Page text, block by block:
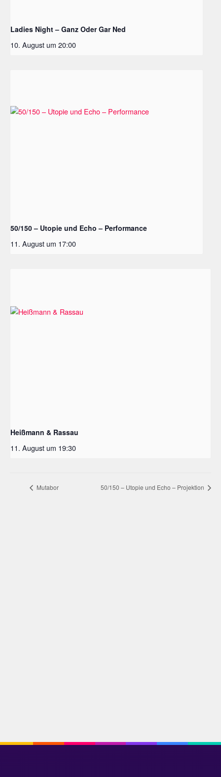
Ladies Night – Ganz Oder Gar Ned
10. August um 20:00
50/150 – Utopie und Echo – Performance
11. August um 17:00
Heißmann & Rassau
11. August um 19:30
Mutabor 50/150 – Utopie und Echo – Projektion